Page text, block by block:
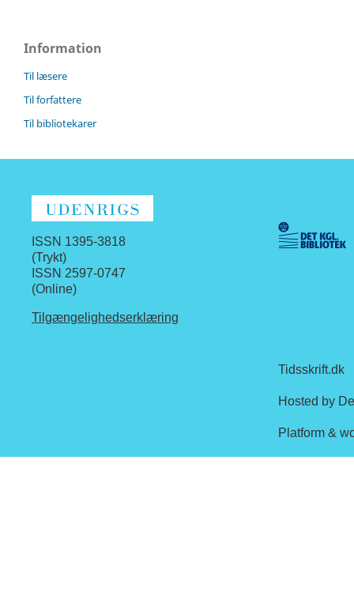
Information
Til læsere
Til forfattere
Til bibliotekarer
ISSN 1395-3818
(Trykt)
ISSN 2597-0747
(Online)
Tilgængelighedserklæring